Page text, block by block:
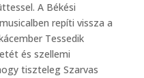
A Békési
repíti vissza a
Tessedik
és szellemi
tiszteleg Szarvas